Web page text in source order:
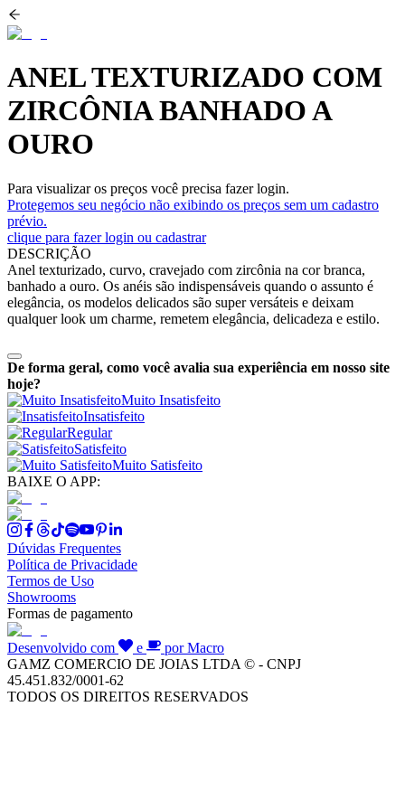
ANEL TEXTURIZADO COM
ZIRCÔNIA BANHADO A
OURO
Para visualizar os preços você precisa fazer login.
Protegemos seu negócio não exibindo os preços sem um cadastro
prévio.
clique para fazer login ou cadastrar
DESCRIÇÃO
Anel texturizado, curvo, cravejado com zircônia na cor branca,
banhado a ouro. Os anéis são indispensáveis quando o assunto é
elegância, os modelos delicados são super versáteis e deixam
qualquer look um charme, remetem elegância, delicadeza e estilo.
De forma geral, como você avalia sua experiência em nosso site
hoje?
Muito Insatisfeito
Insatisfeito
Regular
Satisfeito
Muito Satisfeito
BAIXE O APP:
Dúvidas Frequentes
Política de Privacidade
Termos de Uso
Showrooms
Formas de pagamento
Desenvolvido com e
por Macro
GAMZ COMERCIO DE JOIAS LTDA © - CNPJ
45.451.832/0001-62
TODOS OS DIREITOS RESERVADOS